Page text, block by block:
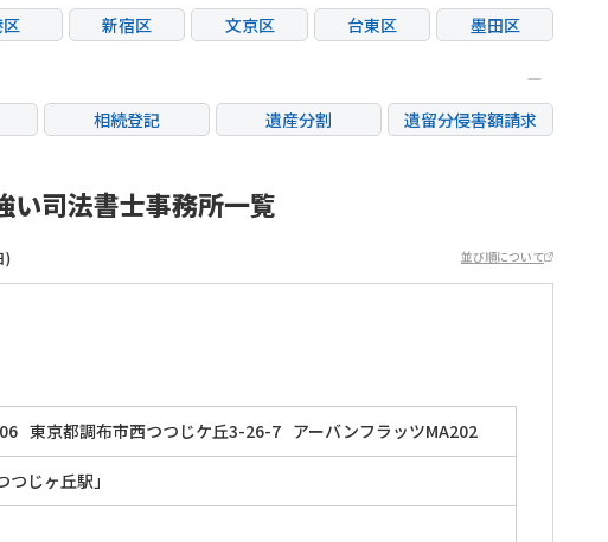
新宿区 文京区 台東区
墨田区
区 荒川区 板橋区 練馬区
足立区
市 立川市 三鷹市 府中市
調布市
市 稲城市
相続登記 遺産分割
遺留分侵害額請求
相続人調査 相続財産調査
い司法書士事務所一覧
) 並び順について
東京都調布市西つつじケ丘3-26-7 アーバンフラッツMA202
つじヶ丘駅」